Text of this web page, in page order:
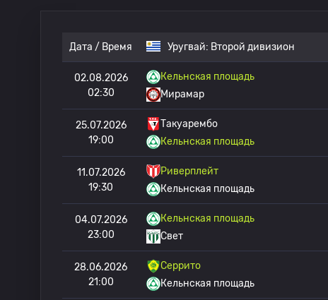
Дата / Время Уругвай: Второй дивизион
02.08.2026
02:30
Кельнская площадь
Мирамар
25.07.2026
19:00
Такуарембо
Кельнская площадь
11.07.2026
19:30
Риверплейт
Кельнская площадь
04.07.2026
23:00
Кельнская площадь
Свет
28.06.2026
21:00
Серрито
Кельнская площадь